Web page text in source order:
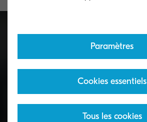
Toner take-back
KYOCERA's toner recycling
Paramètres
Cookies essentiels
Tous les cookies